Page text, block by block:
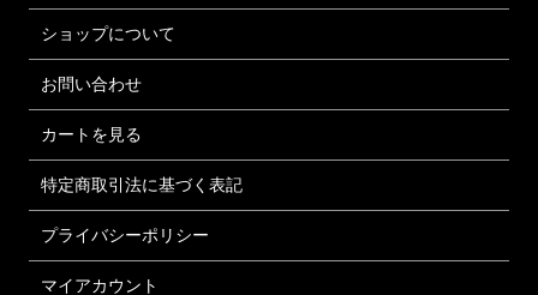
ショップについて
お問い合わせ
カートを見る
特定商取引法に基づく表記
プライバシーポリシー
マイアカウント